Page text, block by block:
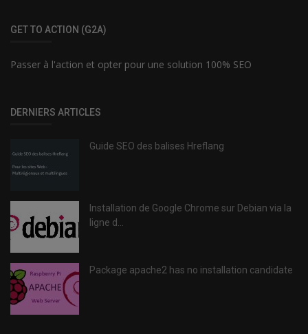
GET TO ACTION (G2A)
Passer à l'action et opter pour une solution 100% SEO
DERNIERS ARTICLES
Guide SEO des balises Hreflang
Installation de Google Chrome sur Debian via la
ligne d...
Package apache2 has no installation candidate